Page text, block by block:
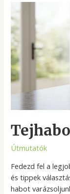
Útmutatók
Fedezd fel a
és tippek
habot